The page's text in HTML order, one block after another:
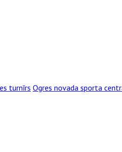
turnīrs Ogres novada sporta